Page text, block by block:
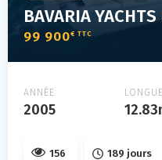
99 900€ TTC
ANNÉE
2005
156 189 jours